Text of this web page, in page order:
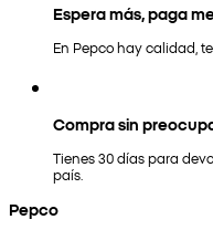
Espera más, paga
En Pepco hay calidad,
Compra sin
Tienes 30 días para
país.
Pepco